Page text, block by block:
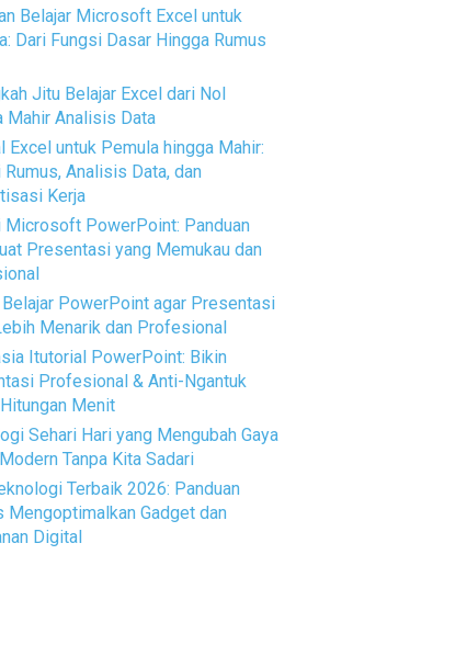
Belajar Microsoft Excel untuk
Dari Fungsi Dasar Hingga Rumus
Jitu Belajar Excel dari Nol
Mahir Analisis Data
Excel untuk Pemula hingga Mahir:
Rumus, Analisis Data, dan
Kerja
Microsoft PowerPoint: Panduan
Presentasi yang Memukau dan
Belajar PowerPoint agar Presentasi
Menarik dan Profesional
Itutorial PowerPoint: Bikin
Profesional & Anti-Ngantuk
Menit
Sehari Hari yang Mengubah Gaya
Tanpa Kita Sadari
Terbaik 2026: Panduan
Mengoptimalkan Gadget dan
Digital